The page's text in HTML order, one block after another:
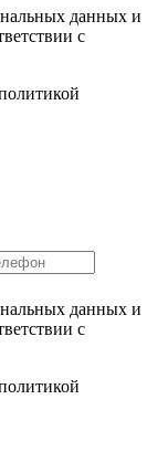
данных и
с
данных и
с